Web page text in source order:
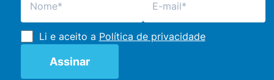
Li e aceito a Política de privacidade